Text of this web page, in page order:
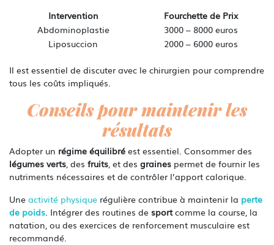
Intervention
Fourchette de Prix
Abdominoplastie
3000 – 8000 euros
Liposuccion
2000 – 6000 euros
Il est essentiel de discuter avec le chirurgien pour comprendre
tous les coûts impliqués.
Conseils pour maintenir les
résultats
Adopter un régime équilibré est essentiel. Consommer des
légumes verts, des fruits, et des graines permet de fournir les
nutriments nécessaires et de contrôler l’apport calorique.
Une activité physique régulière contribue à maintenir la perte
de poids. Intégrer des routines de sportcomme la course, la
natation, ou des exercices de renforcement musculaire est
recommandé.